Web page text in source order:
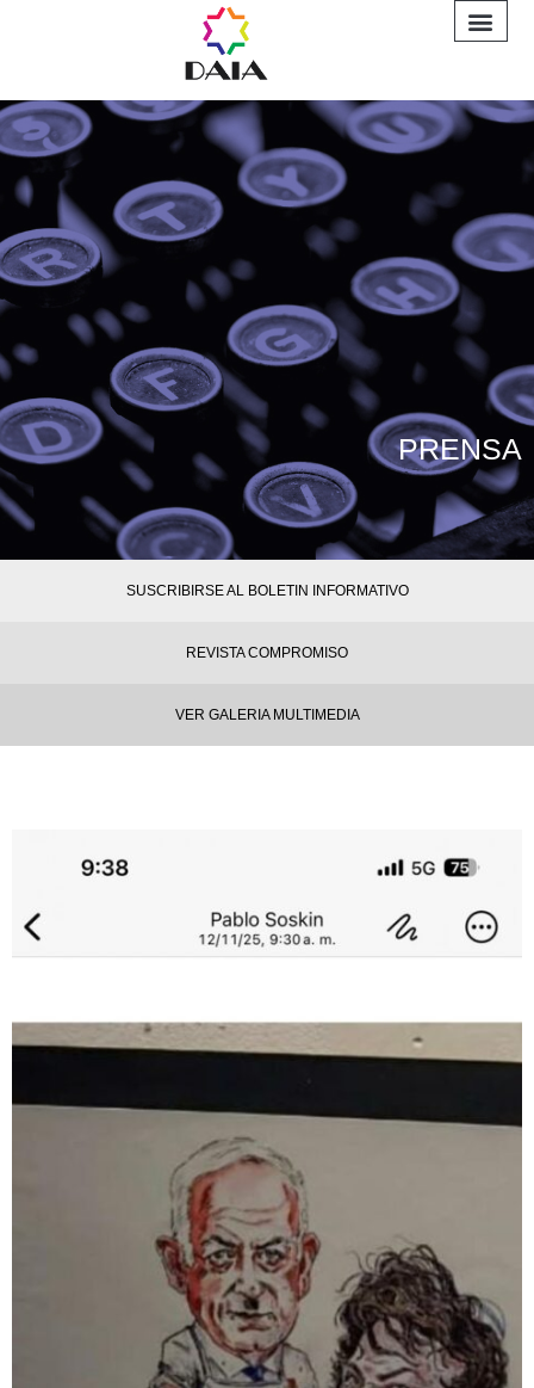
PRENSA
SUSCRIBIRSE AL BOLETIN INFORMATIVO
REVISTA COMPROMISO
VER GALERIA MULTIMEDIA